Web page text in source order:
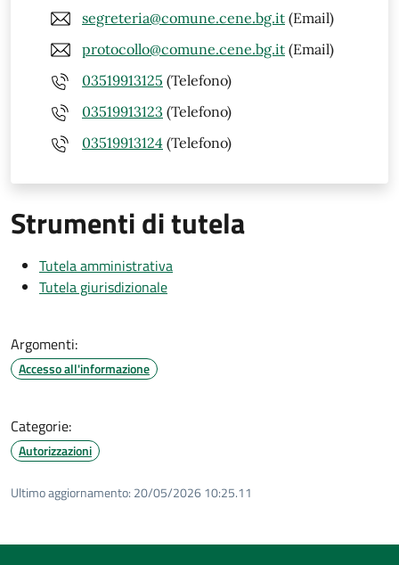
segreteria@comune.cene.bg.it (Email)
protocollo@comune.cene.bg.it (Email)
03519913125 (Telefono)
03519913123 (Telefono)
03519913124 (Telefono)
Strumenti di tutela
Tutela amministrativa
Tutela giurisdizionale
Argomenti:
Accesso all'informazione
Categorie:
Autorizzazioni
Ultimo aggiornamento: 20/05/2026 10:25.11